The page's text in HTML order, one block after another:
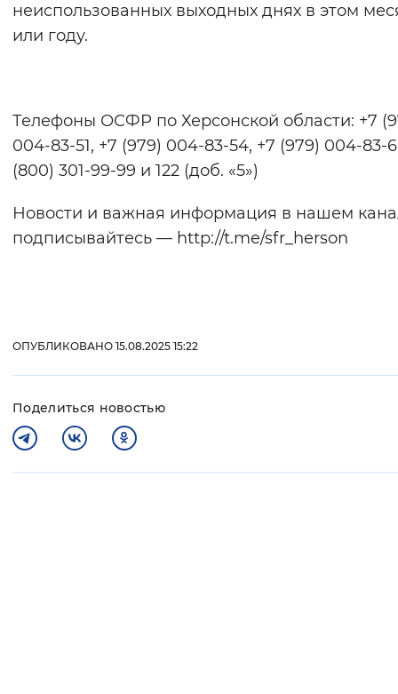
неиспользованных выходных днях в этом
или году.
Телефоны ОСФР по Херсонской области: +7
004-83-51, +7 (979) 004-83-54, +7 (979) 004-83-
(800) 301-99-99 и 122 (доб. «5»)
Новости и важная информация в нашем
подписывайтесь — http://t.me/sfr_herson
ОПУБЛИКОВАНО 15.08.2025 15:22
Поделиться новостью